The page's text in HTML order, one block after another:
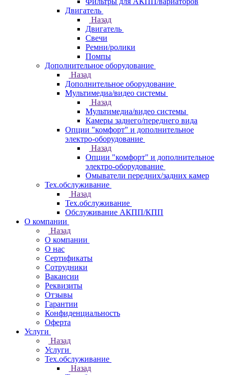
Двигатель
Назад
Двигатель
Свечи
Ремни/ролики
Помпы
Дополнительное оборудование
Назад
Дополнительное оборудование
Мультимедиа/видео системы
Назад
Мультимедиа/видео системы
Камеры заднего/переднего вида
Опции "комфорт" и дополнительное
электро-оборудование
Назад
Опции "комфорт" и дополнительное
электро-оборудование
Омыватели передних/задних камер
Тех.обслуживание
Назад
Тех.обслуживание
Обслуживание АКПП/КПП
О компании
Назад
О компании
О нас
Сертификаты
Сотрудники
Вакансии
Реквизиты
Отзывы
Гарантии
Конфиденциальность
Оферта
Услуги
Назад
Услуги
Тех.обслуживание
Назад